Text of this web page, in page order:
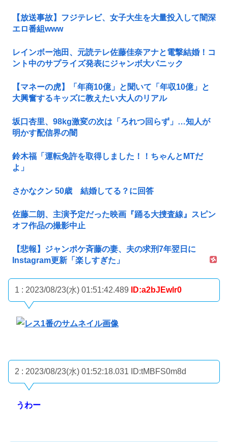
【放送事故】フジテレビ、女子大生を大量投入して闇深
エロ番組www
レインボー池田、元読テレ佐藤佳奈アナと電撃結婚！コ
ント中のサプライズ発表にジャンボ大パニック
【マネーの虎】「年商10億」と聞いて「年収10億」と
大興奮するキッズに教えたい大人のリアル
坂口杏里、98kg激変の次は「ろれつ回らず」…知人が
明かす配信界の闇
鈴木福「運転免許を取得しました！！ちゃんとMTだ
よ」
さかなクン 50歳 結婚してる？に回答
佐藤二朗、主演予定だった映画『踊る大捜査線』スピン
オフ作品の撮影中止
【悲報】ジャンポケ斉藤の妻、夫の求刑7年翌日に
Instagram更新「楽しすぎた」
1 : 2023/08/23(水) 01:51:42.489 ID:a2bJEwlr0
2 : 2023/08/23(水) 01:52:18.031 ID:tMBFS0m8d
うわー